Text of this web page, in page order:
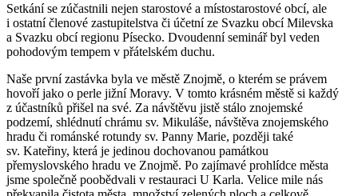
Setkání se zúčastnili nejen starostové a místostarostové obcí, ale
i ostatní členové zastupitelstva či účetní ze Svazku obcí Milevska
a Svazku obcí regionu Písecko. Dvoudenní seminář byl veden
pohodovým tempem v přátelském duchu.
Naše první zastávka byla ve městě Znojmě, o kterém se právem
hovoří jako o perle jižní Moravy. V tomto krásném městě si každý
z účastníků přišel na své. Za návštěvu jistě stálo znojemské
podzemí, shlédnutí chrámu sv. Mikuláše, návštěva znojemského
hradu či románské rotundy sv. Panny Marie, později také
sv. Kateřiny, která je jedinou dochovanou památkou
přemyslovského hradu ve Znojmě. Po zajímavé prohlídce města
jsme společně poobědvali v restauraci U Karla. Velice mile nás